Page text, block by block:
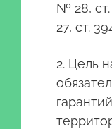
№ 28, ст.
27, ст.
2. Цель